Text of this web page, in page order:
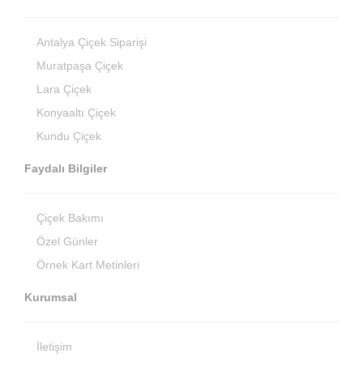
Antalya Çiçek Siparişi
Muratpaşa Çiçek
Lara Çiçek
Konyaaltı Çiçek
Kundu Çiçek
Faydalı Bilgiler
Çiçek Bakımı
Özel Günler
Örnek Kart Metinleri
Kurumsal
İletişim